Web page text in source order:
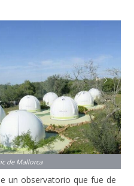
de Mallorca
un observatorio que fue de